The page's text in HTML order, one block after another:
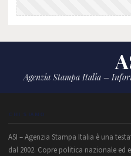
Agenzia Stampa Italia –
CHI SIAMO
ASI – Agenzia Stampa Italia è una
dal 2002. Copre politica nazionale